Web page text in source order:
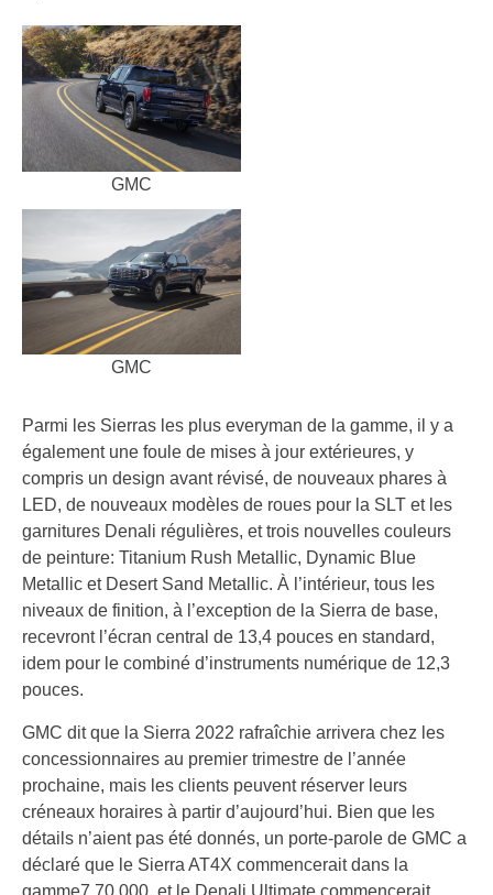
GMC
GMC
Parmi les Sierras les plus everyman de la gamme, il y a
également une foule de mises à jour extérieures, y
compris un design avant révisé, de nouveaux phares à
LED, de nouveaux modèles de roues pour la SLT et les
garnitures Denali régulières, et trois nouvelles couleurs
de peinture: Titanium Rush Metallic, Dynamic Blue
Metallic et Desert Sand Metallic. À l’intérieur, tous les
niveaux de finition, à l’exception de la Sierra de base,
recevront l’écran central de 13,4 pouces en standard,
idem pour le combiné d’instruments numérique de 12,3
pouces.
GMC dit que la Sierra 2022 rafraîchie arrivera chez les
concessionnaires au premier trimestre de l’année
prochaine, mais les clients peuvent réserver leurs
créneaux horaires à partir d’aujourd’hui. Bien que les
détails n’aient pas été donnés, un porte-parole de GMC a
déclaré que le Sierra AT4X commencerait dans la